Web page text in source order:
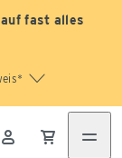
fast alles